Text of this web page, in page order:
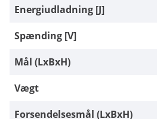
Energiudladning [J]
Spænding [V]
Mål (LxBxH)
Vægt
Forsendelsesmål (LxBxH)